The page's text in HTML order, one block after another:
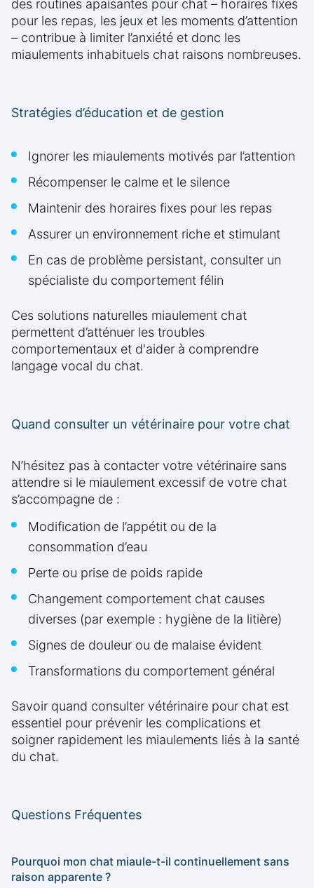
des routines apaisantes pour chat – horaires fixes
pour les repas, les jeux et les moments d’attention
– contribue à limiter l’anxiété et donc les
miaulements inhabituels chat raisons nombreuses.
Stratégies d’éducation et de gestion
Ignorer les miaulements motivés par l’attention
Récompenser le calme et le silence
Maintenir des horaires fixes pour les repas
Assurer un environnement riche et stimulant
En cas de problème persistant, consulter un
spécialiste du comportement félin
Ces solutions naturelles miaulement chat
permettent d’atténuer les troubles
comportementaux et d'aider à comprendre
langage vocal du chat.
Quand consulter un vétérinaire pour votre chat
N’hésitez pas à contacter votre vétérinaire sans
attendre si le miaulement excessif de votre chat
s’accompagne de :
Modification de l’appétit ou de la
consommation d’eau
Perte ou prise de poids rapide
Changement comportement chat causes
diverses (par exemple : hygiène de la litière)
Signes de douleur ou de malaise évident
Transformations du comportement général
Savoir quand consulter vétérinaire pour chat est
essentiel pour prévenir les complications et
soigner rapidement les miaulements liés à la santé
du chat.
Questions Fréquentes
Pourquoi mon chat miaule-t-il continuellement sans
raison apparente ?